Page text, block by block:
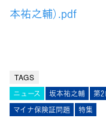
本祐之輔）.pdf
TAGS
ニュース 坂本祐之輔 第
マイナ保険証問題
特集